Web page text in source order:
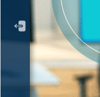
Çıkış